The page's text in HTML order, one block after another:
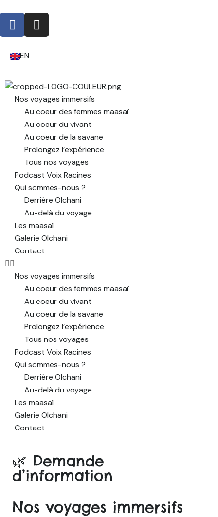
EN
Nos voyages immersifs
Au coeur des femmes maasaï
Au coeur du vivant
Au coeur de la savane
Prolongez l’expérience
Tous nos voyages
Podcast Voix Racines
Qui sommes-nous ?
Derrière Olchani
Au-delà du voyage
Les maasaï
Galerie Olchani
Contact
Nos voyages immersifs
Au coeur des femmes maasaï
Au coeur du vivant
Au coeur de la savane
Prolongez l’expérience
Tous nos voyages
Podcast Voix Racines
Qui sommes-nous ?
Derrière Olchani
Au-delà du voyage
Les maasaï
Galerie Olchani
Contact
🌿 Demande
d’information
Nos voyages immersifs